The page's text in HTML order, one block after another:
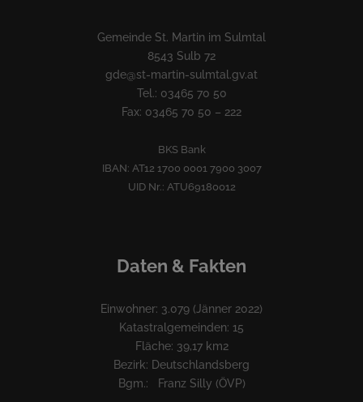
Gemeinde St. Martin im Sulmtal
8543 Sulb 72
gde@st-martin-sulmtal.gv.at
Tel.: 03465 70 50
Fax: 03465 70 50 – 222
BKS Bank
IBAN: AT12 1700 0001 7900 3007
UID Nr.: ATU69180012
Daten & Fakten
Einwohner: 3.079 (Jänner 2022)
Katastralgemeinden: 15
Fläche: 39,17 km2
Bezirk: Deutschlandsberg
Bgm.: Franz Silly (ÖVP)